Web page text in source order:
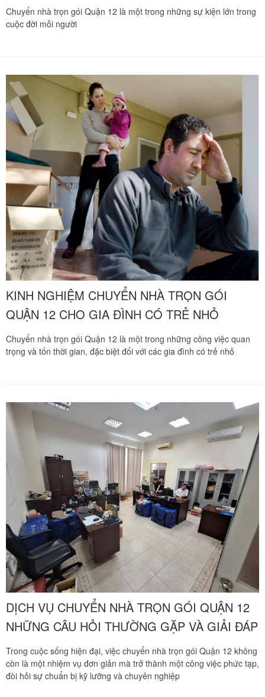
Chuyển nhà trọn gói Quận 12 là một trong những sự kiện lớn trong
cuộc đời mỗi người
KINH NGHIỆM CHUYỂN NHÀ TRỌN GÓI
QUẬN 12 CHO GIA ĐÌNH CÓ TRẺ NHỎ
Chuyển nhà trọn gói Quận 12 là một trong những công việc quan
trọng và tốn thời gian, đặc biệt đối với các gia đình có trẻ nhỏ
DỊCH VỤ CHUYỂN NHÀ TRỌN GÓI QUẬN 12
NHỮNG CÂU HỎI THƯỜNG GẶP VÀ GIẢI ĐÁP
Trong cuộc sống hiện đại, việc chuyển nhà trọn gói Quận 12 không
còn là một nhiệm vụ đơn giản mà trở thành một công việc phức tạp,
đòi hỏi sự chuẩn bị kỹ lưỡng và chuyên nghiệp